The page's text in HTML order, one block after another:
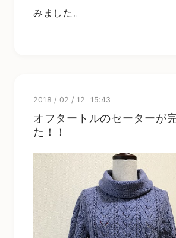
みました。
2018 / 02 / 12 15:43
オフタートルのセーターが
た！！